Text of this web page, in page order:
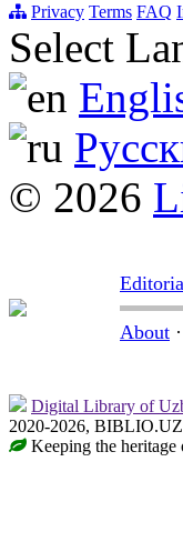
Privacy Terms FAQ
Select
© 2026
About ·
Digital Library of
2020-2026,
Keeping the heritage